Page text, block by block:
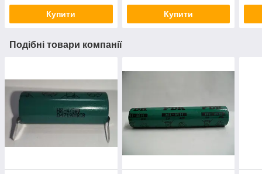
Купити Купити
Подібні товари компанії